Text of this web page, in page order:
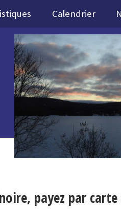
Calendrier
payez par